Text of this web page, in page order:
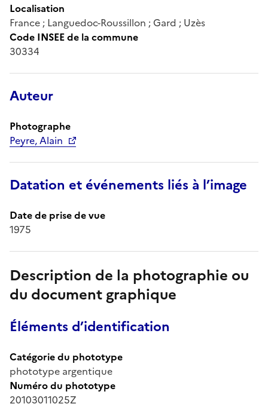
Localisation
France ; Languedoc-Roussillon ; Gard ; Uzès
Code INSEE de la commune
30334
Auteur
Photographe
Peyre, Alain
Datation et événements liés à l’image
Date de prise de vue
1975
Description de la photographie ou
du document graphique
Éléments d’identification
Catégorie du phototype
phototype argentique
Numéro du phototype
20103011025Z